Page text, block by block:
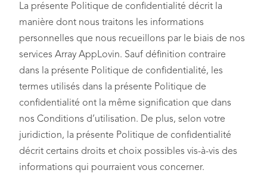
La présente Politique de confidentialité décrit la
manière dont nous traitons les informations
personnelles que nous recueillons par le biais de nos
services Array AppLovin. Sauf définition contraire
dans la présente Politique de confidentialité, les
termes utilisés dans la présente Politique de
confidentialité ont la même signification que dans
nos Conditions d’utilisation. De plus, selon votre
juridiction, la présente Politique de confidentialité
décrit certains droits et choix possibles vis-à-vis des
informations qui pourraient vous concerner.